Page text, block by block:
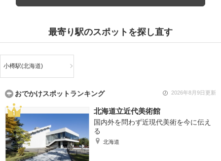
最寄り駅のスポットを探し直す
小樽駅(北海道)
おでかけスポットランキング 2026年8月9日更新
北海道立近代美術館
国内外を問わず近現代美術を今に伝え
る
北海道